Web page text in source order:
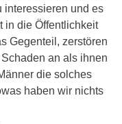
interessieren und es
in die Öffentlichkeit
Gegenteil, zerstören
an als ihnen
die solches
haben wir nichts